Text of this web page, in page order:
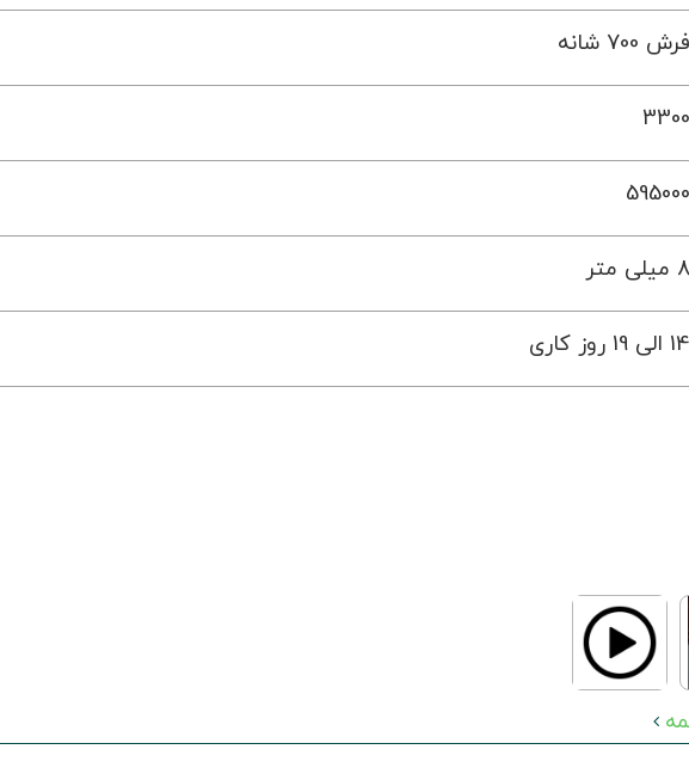
فرش 700 شانه
3300
595000
8 میلی متر
14 الی 19 روز کاری